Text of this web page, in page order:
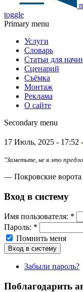
toggle
Primary menu
Услуги
Словарь
Статьи для
Сценарий
Съёмка
Монтаж
Реклама
О сайте
Secondary menu
17 Июль, 2025 - 17:52 -
"Заметьте, не я это
— Покровские ворота
Вход в систему
Имя пoльзовaтeля: *
Пароль: *
Помнить меня
Забыли пароль?
Поблагодарить